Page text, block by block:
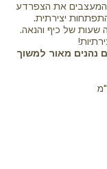
המעצבים את הצפרדע
יצירתית.
שעות של כיף והנאה.
נהנים מאור למשוך